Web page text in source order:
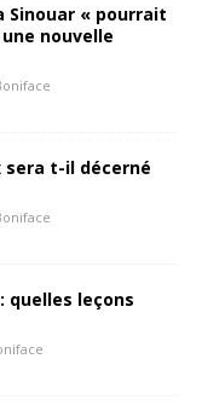
Sinouar « pourrait
nouvelle
sera t-il décerné
quelles leçons